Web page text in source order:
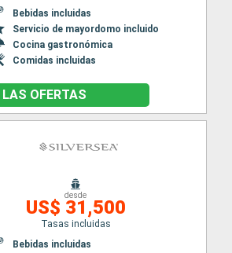
Bebidas incluidas
Servicio de mayordomo incluido
Cocina gastronómica
Comidas incluidas
LAS OFERTAS
desde
US$ 31,500
Tasas incluidas
Bebidas incluidas